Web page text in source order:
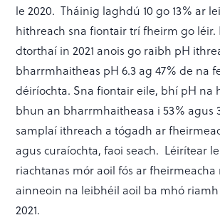
le 2020. Tháinig laghdú 10 go 13% ar
hithreach sna fiontair trí fheirm go léir.
dtorthaí in 2021 anois go raibh pH
bharrmhaitheas pH 6.3 ag 47% de na
déiríochta. Sna fiontair eile, bhí pH na
bhun an bharrmhaitheasa i 53% agus
samplaí ithreach a tógadh ar
agus curaíochta, faoi seach. Léirítear
riachtanas mór aoil fós ar
ainneoin na leibhéil aoil ba mhó
2021.